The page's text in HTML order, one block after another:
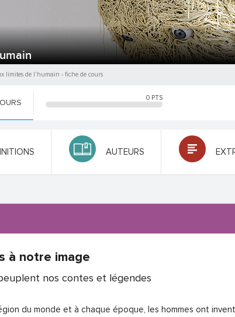
limites de l'humain - fiche de cours
0 PTS
AUTEURS
à notre image
nos contes et légendes
du monde et à chaque époque, les hommes ont